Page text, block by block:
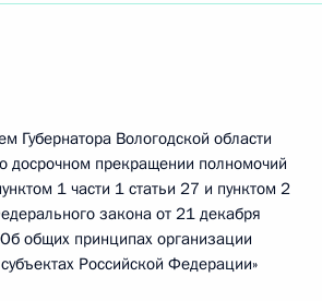
Губернатора Вологодской области
досрочном прекращении полномочий
1 части 1 статьи 27 и пунктом 2
закона от 21 декабря
общих принципах организации
Российской Федерации»